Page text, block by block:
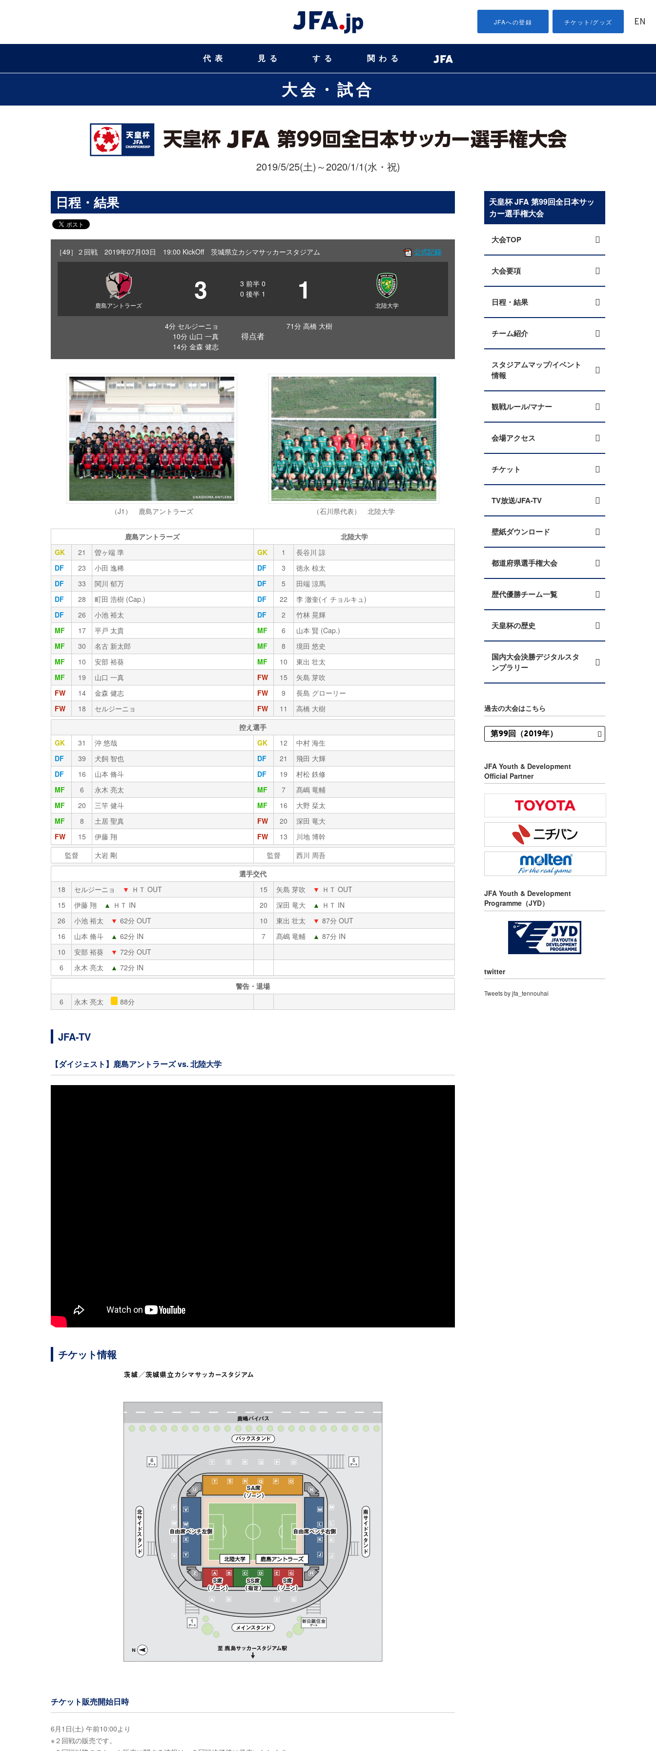
JFAへの登録 チケット/グッズ EN
代表 見る する 関わる
大会・試合
2019/5/25(土)～2020/1/1(水・祝)
日程・結果
［49］２回戦 2019年07月03日 19:00 KickOff 茨城県立カシマサッカースタジアム 公式記録
鹿島アントラーズ 3 3 前半 0
0 後半 1 1 北陸大学
4分 セルジーニョ
10分 山口 一真
14分 金森 健志
得点者
71分 高橋 大樹
（J1） 鹿島アントラーズ （石川県代表） 北陸大学
鹿島アントラーズ
北陸大学
GK
21 曽ヶ端 準 GK 1
長谷川 諒
DF
23 小田 逸稀 DF 3
徳永 椋太
DF
33 関川 郁万 DF 5
田端 涼馬
DF
28 町田 浩樹 (Cap.) DF 22
李 澈奎(イ チョルキュ)
DF
26 小池 裕太 DF 2
竹林 晃輝
MF
17 平戸 太貴 MF 6
山本 賢 (Cap.)
MF
30 名古 新太郎 MF 8
境田 悠史
MF
10 安部 裕葵 MF 10
東出 壮太
MF
19 山口 一真 FW 15
矢島 芽吹
FW
14 金森 健志 FW 9
長島 グローリー
FW
18 セルジーニョ FW 11
高橋 大樹
控え選手
GK
31 沖 悠哉 GK 12
中村 海生
DF
39 犬飼 智也 DF 21
飛田 大輝
DF
16 山本 脩斗 DF 19
村松 鉄修
MF
6 永木 亮太 MF 7
髙嶋 竜輔
MF
20 三竿 健斗 MF 16
大野 栞太
MF
8 土居 聖真 FW 20
深田 竜大
FW
15 伊藤 翔 FW 13
川地 博幹
監督
大岩 剛 監督
西川 周吾
選手交代
18
セルジーニョ ▼ ＨＴ OUT 15 矢島 芽吹 ▼ ＨＴ OUT
15
伊藤 翔 ▲ ＨＴ IN 20 深田 竜大 ▲ ＨＴ IN
26
小池 裕太 ▼ 62分 OUT 10 東出 壮太 ▼ 87分 OUT
16
山本 脩斗 ▲ 62分 IN 7 髙嶋 竜輔 ▲ 87分 IN
10
安部 裕葵 ▼ 72分 OUT
6
永木 亮太 ▲ 72分 IN
警告・退場
6
永木 亮太 88分
JFA-TV
【ダイジェスト】鹿島アントラーズ vs. 北陸大学
チケット情報
チケット販売開始日時
6月1日(土) 午前10:00より
※２回戦の販売です。
天皇杯 JFA 第99回全日本サッ
カー選手権大会
大会TOP
大会要項
日程・結果
チーム紹介
スタジアムマップ/イベント
情報
観戦ルール/マナー
会場アクセス
チケット
TV放送/JFA-TV
壁紙ダウンロード
都道府県選手権大会
歴代優勝チーム一覧
天皇杯の歴史
国内大会決勝デジタルスタ
ンプラリー
過去の大会はこちら
JFA Youth & Development
Official Partner
JFA Youth & Development
Programme（JYD）
twitter
Tweets by jfa_tennouhai